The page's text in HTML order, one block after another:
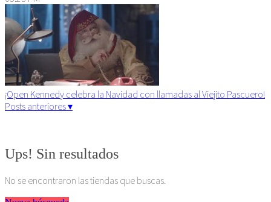
¡Open Kennedy celebra la Navidad con llamadas al Viejito Pascuero!
Posts anteriores ▾
Ups! Sin resultados
No se encontraron las tiendas que buscas.